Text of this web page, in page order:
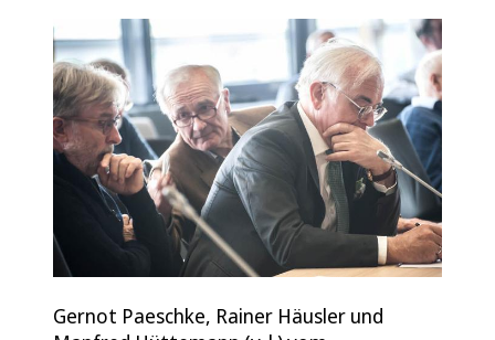
Gernot Paeschke, Rainer Häusler und